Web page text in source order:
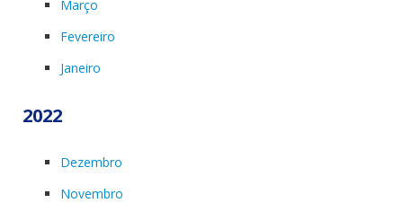
Março
Fevereiro
Janeiro
2022
Dezembro
Novembro